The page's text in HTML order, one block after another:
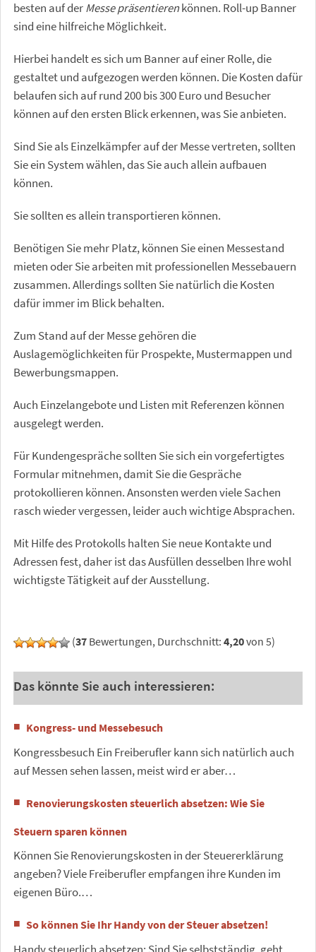
besten auf derMesse präsentierenkönnen. Roll-up Banner
sind eine hilfreiche Möglichkeit.
Hierbei handelt es sich um Banner auf einer Rolle, die
gestaltet und aufgezogen werden können. Die Kosten dafür
belaufen sich auf rund 200 bis 300 Euro und Besucher
können auf den ersten Blick erkennen, was Sie anbieten.
Sind Sie als Einzelkämpfer auf der Messe vertreten, sollten
Sie ein System wählen, das Sie auch allein aufbauen
können.
Sie sollten es allein transportieren können.
Benötigen Sie mehr Platz, können Sie einen Messestand
mieten oder Sie arbeiten mit professionellen Messebauern
zusammen. Allerdings sollten Sie natürlich die Kosten
dafür immer im Blick behalten.
Zum Stand auf der Messe gehören die
Auslagemöglichkeiten für Prospekte, Mustermappen und
Bewerbungsmappen.
Auch Einzelangebote und Listen mit Referenzen können
ausgelegt werden.
Für Kundengespräche sollten Sie sich ein vorgefertigtes
Formular mitnehmen, damit Sie die Gespräche
protokollieren können. Ansonsten werden viele Sachen
rasch wieder vergessen, leider auch wichtige Absprachen.
Mit Hilfe des Protokolls halten Sie neue Kontakte und
Adressen fest, daher ist das Ausfüllen desselben Ihre wohl
wichtigste Tätigkeit auf der Ausstellung.
(37 Bewertungen, Durchschnitt: 4,20von 5)
Das könnte Sie auch interessieren:
Kongress- und Messebesuch
Kongressbesuch Ein Freiberufler kann sich natürlich auch
auf Messen sehen lassen, meist wird er aber…
Renovierungskosten steuerlich absetzen: Wie Sie
Steuern sparen können
Können Sie Renovierungskosten in der Steuererklärung
angeben? Viele Freiberufler empfangen ihre Kunden im
eigenen Büro.…
So können Sie Ihr Handy von der Steuer absetzen!